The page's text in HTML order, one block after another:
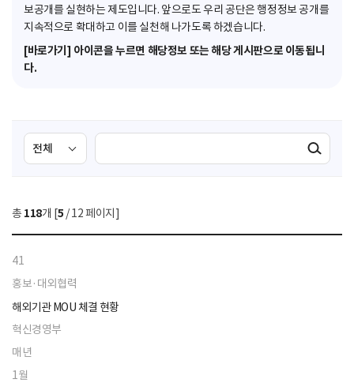
보공개를 실현하는 제도입니다. 앞으로도 우리 공단은 행정정보 공개를
지속적으로 확대하고 이를 실천해 나가도록 하겠습니다.
[바로가기] 아이콘을 누르면 해당정보 또는 해당 게시판으로 이동됩니
다.
검
색
선
택
색
검색실행
총 118개 [5 / 12 페이지]
41
홍보·대외협력
해외기관 MOU 체결 현황
혁신경영부
매년
1월